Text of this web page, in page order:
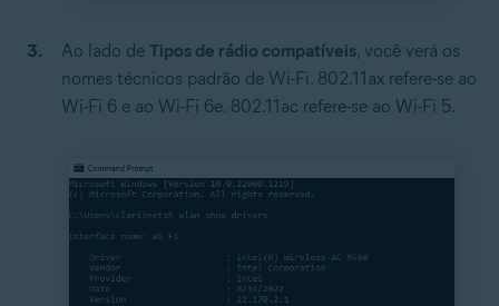
Ao lado de Tipos de rádio compatíveis, você verá os
nomes técnicos padrão de Wi-Fi. 802.11ax refere-se ao
Wi-Fi 6 e ao Wi-Fi 6e. 802.11ac refere-se ao Wi-Fi 5.